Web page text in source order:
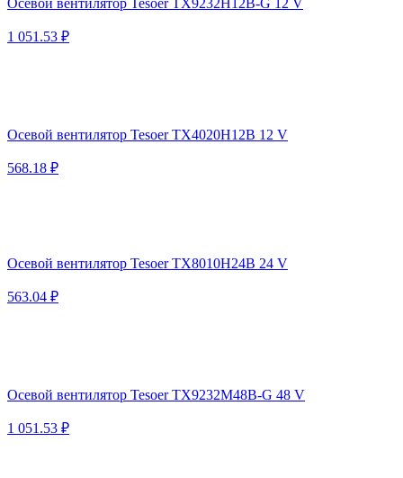
1 051.53 ₽
Осевой вентилятор Tesoer TX4020H12B 12 V
568.18 ₽
Осевой вентилятор Tesoer TX8010H24B 24 V
563.04 ₽
Осевой вентилятор Tesoer TX9232M48B-G 48 V
1 051.53 ₽